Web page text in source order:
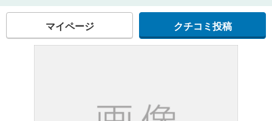
マイページ クチコミ投稿